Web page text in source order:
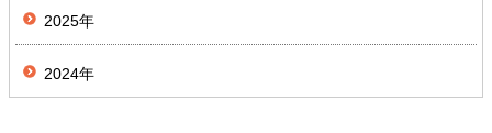
2025年
2024年